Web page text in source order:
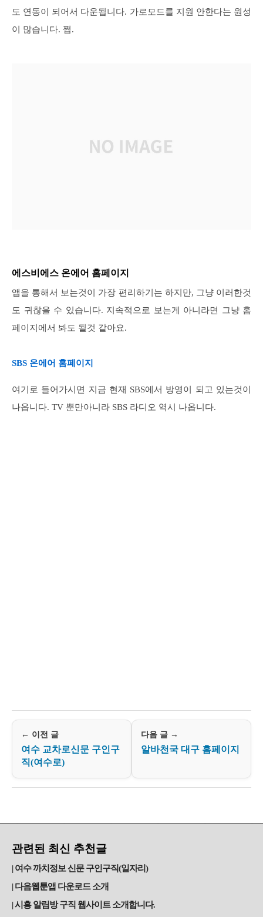
도 연동이 되어서 다운됩니다. 가로모드를 지원 안한다는 원성
이 많습니다. 쩝.
에스비에스 온에어 홈페이지
앱을 통해서 보는것이 가장 편리하기는 하지만, 그냥 이러한것
도 귀찮을 수 있습니다. 지속적으로 보는게 아니라면 그냥 홈
페이지에서 봐도 될것 같아요.
SBS 온에어 홈페이지
여기로 들어가시면 지금 현재 SBS에서 방영이 되고 있는것이
나옵니다. TV 뿐만아니라 SBS 라디오 역시 나옵니다.
← 이전 글
여수 교차로신문 구인구
직(여수로)
다음 글 →
알바천국 대구 홈페이지
관련된 최신 추천글
여수 까치정보 신문 구인구직(일자리)
다음웹툰앱 다운로드 소개
시흥 알림방 구직 웹사이트 소개합니다.